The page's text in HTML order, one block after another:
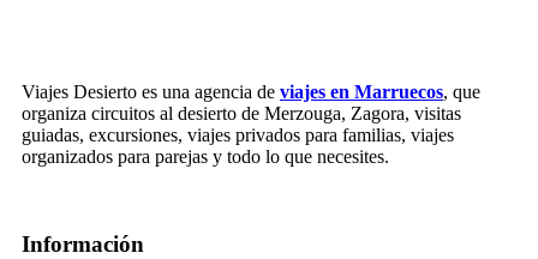
Viajes Desierto es una agencia de viajes en Marruecos, que
organiza circuitos al desierto de Merzouga, Zagora, visitas
guiadas, excursiones, viajes privados para familias, viajes
organizados para parejas y todo lo que necesites.
Información